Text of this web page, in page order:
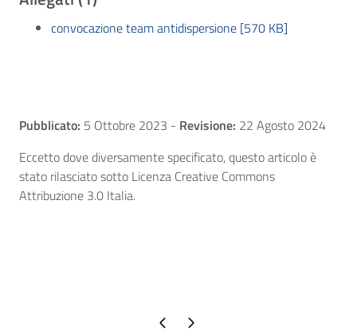
convocazione team antidispersione [570 KB]
Pubblicato: 5 Ottobre 2023 - Revisione: 22 Agosto 2024
Eccetto dove diversamente specificato, questo articolo è
stato rilasciato sotto Licenza Creative Commons
Attribuzione 3.0 Italia.
Pagina precedente
Pagina successiva